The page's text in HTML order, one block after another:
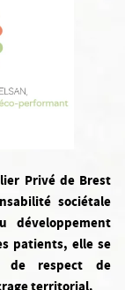
Privé de Brest
sociétale
développement
patients, elle se
de respect de
territorial.